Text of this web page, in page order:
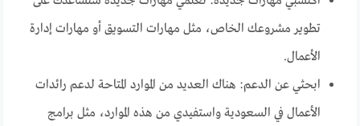
تطوير مشروعك الخاص، مثل مهارات التسويق أو مهارات إدارة
الأعمال.
ابحثي عن الدعم: هناك العديد من الموارد المتاحة لدعم رائدات
الأعمال في السعودية واستفيدي من هذه الموارد، مثل برامج